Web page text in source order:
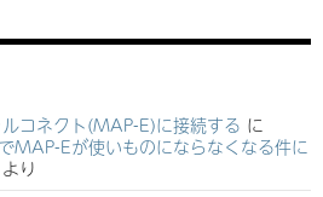
コネクト(MAP-E)に接続する に
Eが使いものにならなくなる件に
より